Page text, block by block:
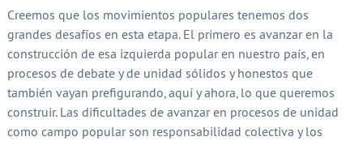
Creemos que los movimientos populares tenemos dos
grandes desafíos en esta etapa. El primero es avanzar en la
construcción de esa izquierda popular en nuestro país, en
procesos de debate y de unidad sólidos y honestos que
también vayan prefigurando, aquí y ahora, lo que queremos
construir. Las dificultades de avanzar en procesos de unidad
como campo popular son responsabilidad colectiva y los